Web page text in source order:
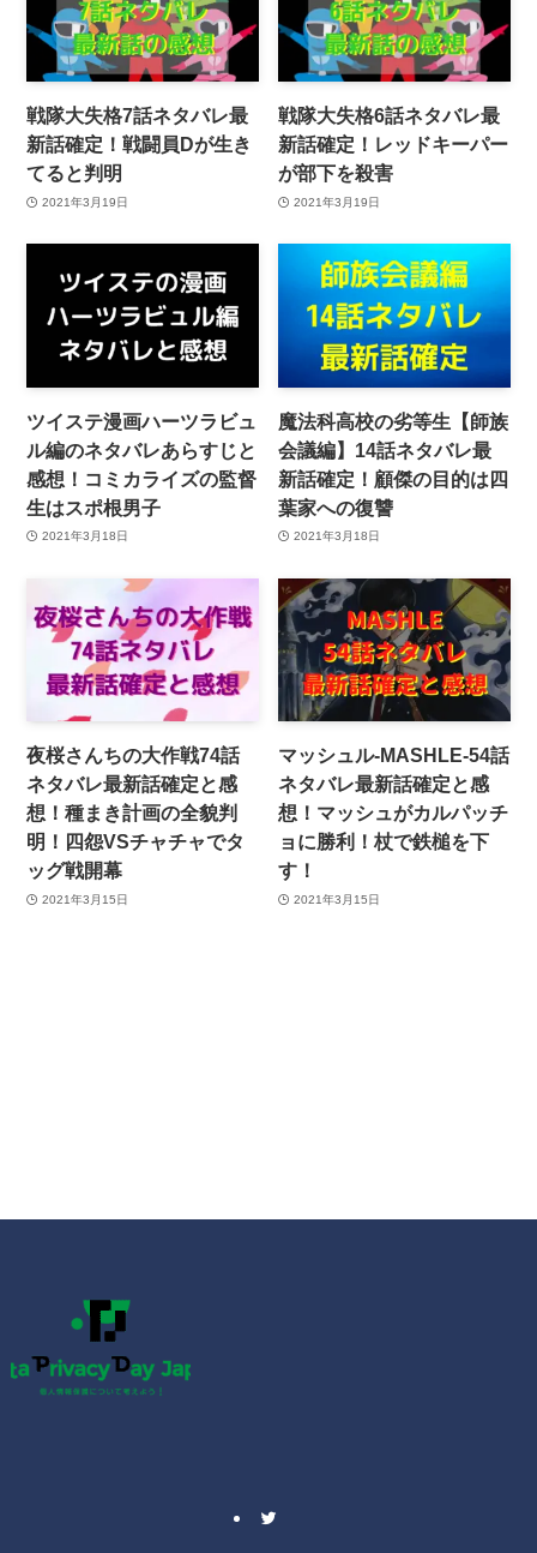
戦隊大失格7話ネタバレ最
新話確定！戦闘員Dが生き
てると判明
2021年3月19日
戦隊大失格6話ネタバレ最
新話確定！レッドキーパー
が部下を殺害
2021年3月19日
ツイステ漫画ハーツラビュ
ル編のネタバレあらすじと
感想！コミカライズの監督
生はスポ根男子
2021年3月18日
魔法科高校の劣等生【師族
会議編】14話ネタバレ最
新話確定！顧傑の目的は四
葉家への復讐
2021年3月18日
夜桜さんちの大作戦74話
ネタバレ最新話確定と感
想！種まき計画の全貌判
明！四怨VSチャチャでタ
ッグ戦開幕
2021年3月15日
マッシュル-MASHLE-54話
ネタバレ最新話確定と感
想！マッシュがカルパッチ
ョに勝利！杖で鉄槌を下
す！
2021年3月15日